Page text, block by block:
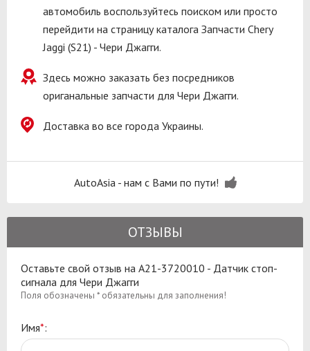
автомобиль воспользуйтесь поиском или просто
перейдити на страницу каталога Запчасти Chery
Jaggi (S21) - Чери Джагги.
Здесь можно заказать без посредников
ориганальные запчасти для Чери Джагги.
Доставка во все города Украины.
AutoAsia - нам с Вами по пути!
ОТЗЫВЫ
Оставьте свой отзыв на A21-3720010 - Датчик стоп-
сигнала для Чери Джагги
Поля обозначены * обязательны для заполнения!
Имя*: